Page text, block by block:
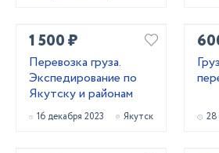
1 500 ₽
Перевозка груза.
Экспедирование по
Якутску и районам
16 декабря 2023 Якутск 28